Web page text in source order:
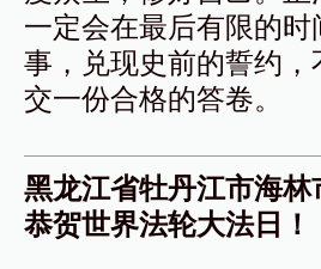
一定会在最后有限的
事，兑现史前的誓约
交一份合格的答卷。
黑龙江省牡丹江市海
恭贺世界法轮大法日！